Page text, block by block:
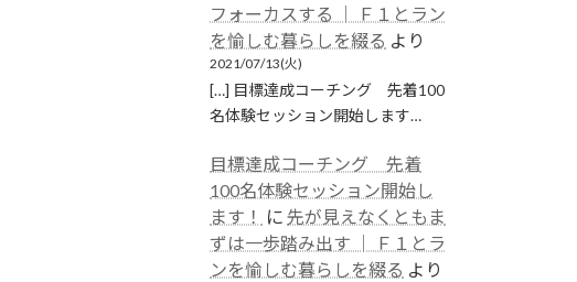
フォーカスする │ Ｆ１とラン
を愉しむ暮らしを綴る より
2021/07/13(火)
[…] 目標達成コーチング 先着100
名体験セッション開始します…
目標達成コーチング 先着
100名体験セッション開始し
ます！
に先が見えなくともま
ずは一歩踏み出す │ Ｆ１とラ
ンを愉しむ暮らしを綴る より